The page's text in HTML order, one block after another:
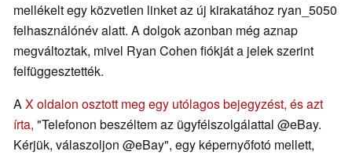
mellékelt egy közvetlen linket az új kirakatához ryan_5050
felhasználónév alatt. A dolgok azonban még aznap
megváltoztak, mivel Ryan Cohen fiókját a jelek szerint
felfüggesztették.
AX oldalon osztott meg egy utólagos bejegyzést, és azt
írta, "Telefonon beszéltem az ügyfélszolgálattal @eBay.
Kérjük, válaszoljon @eBay", egy képernyőfotó mellett,